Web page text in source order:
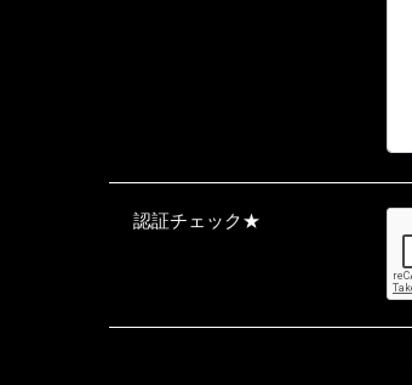
認証チェック★